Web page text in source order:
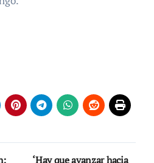
‘Hay que avanzar hacia